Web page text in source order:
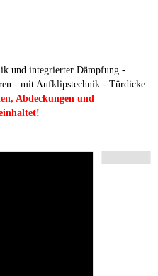
und integrierter Dämpfung -
- mit Aufklipstechnik - Türdicke
Abdeckungen und